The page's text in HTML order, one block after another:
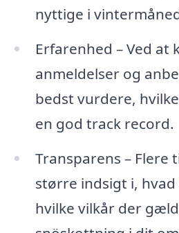
nyttige i
Erfarenhed – Ved at
anmeldelser og
bedst vurdere,
en god track record.
Transparens – Flere
større indsigt i,
hvilke vilkår der